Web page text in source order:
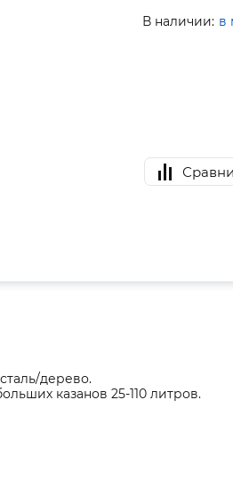
В наличии: в
дерево.
казанов 25-110 литров.